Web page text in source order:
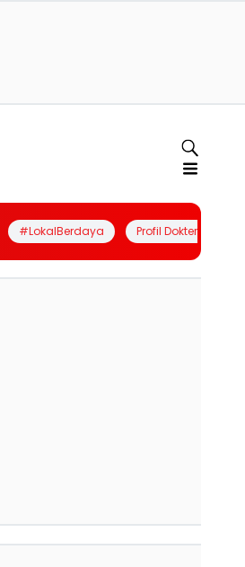
#LokalBerdaya Profil Dokter